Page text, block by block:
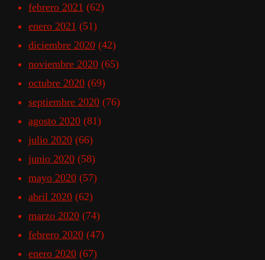
febrero 2021 (62)
enero 2021 (51)
diciembre 2020 (42)
noviembre 2020 (65)
octubre 2020 (69)
septiembre 2020 (76)
agosto 2020 (81)
julio 2020 (66)
junio 2020 (58)
mayo 2020 (57)
abril 2020 (62)
marzo 2020 (74)
febrero 2020 (47)
enero 2020 (67)